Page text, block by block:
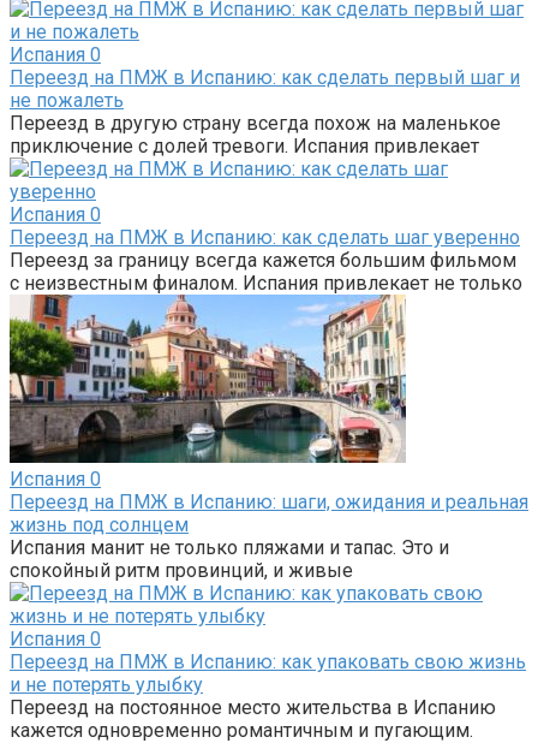
Испания 0
Переезд на ПМЖ в Испанию: как сделать первый шаг и
не пожалеть
Переезд в другую страну всегда похож на маленькое
приключение с долей тревоги. Испания привлекает
Испания 0
Переезд на ПМЖ в Испанию: как сделать шаг уверенно
Переезд за границу всегда кажется большим фильмом
с неизвестным финалом. Испания привлекает не только
Испания 0
Переезд на ПМЖ в Испанию: шаги, ожидания и реальная
жизнь под солнцем
Испания манит не только пляжами и тапас. Это и
спокойный ритм провинций, и живые
Испания 0
Переезд на ПМЖ в Испанию: как упаковать свою жизнь
и не потерять улыбку
Переезд на постоянное место жительства в Испанию
кажется одновременно романтичным и пугающим.